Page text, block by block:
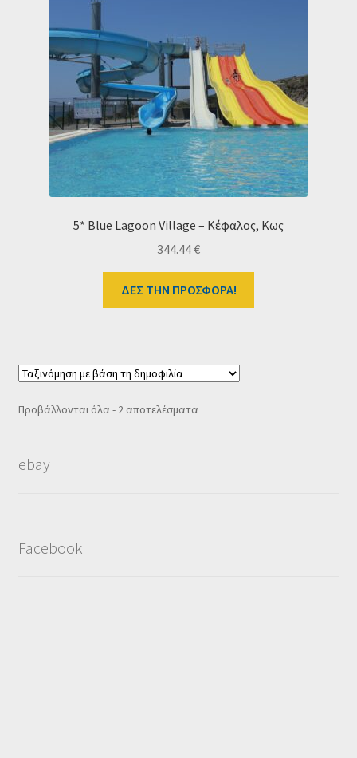
5* Blue Lagoon Village – Κέφαλος, Κως
344.44€
ΔΕΣ ΤΗΝ ΠΡΟΣΦΟΡΑ!
Προβάλλονται όλα - 2 αποτελέσματαSorted
ebay
Facebook